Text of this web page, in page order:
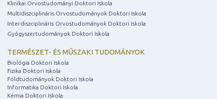
Klinikai Orvostudományi Doktori Iskola
Multidiszciplináris Orvostudományok Doktori Iskola
Interdiszciplináris Orvostudományok Doktori Iskola
Gyógyszertudományok Doktori Iskola
TERMÉSZET- ÉS MŰSZAKI TUDOMÁNYOK
Biológia Doktori Iskola
Fizika Doktori Iskola
Földtudományok Doktori Iskola
Informatika Doktori Iskola
Kémia Doktori Iskola